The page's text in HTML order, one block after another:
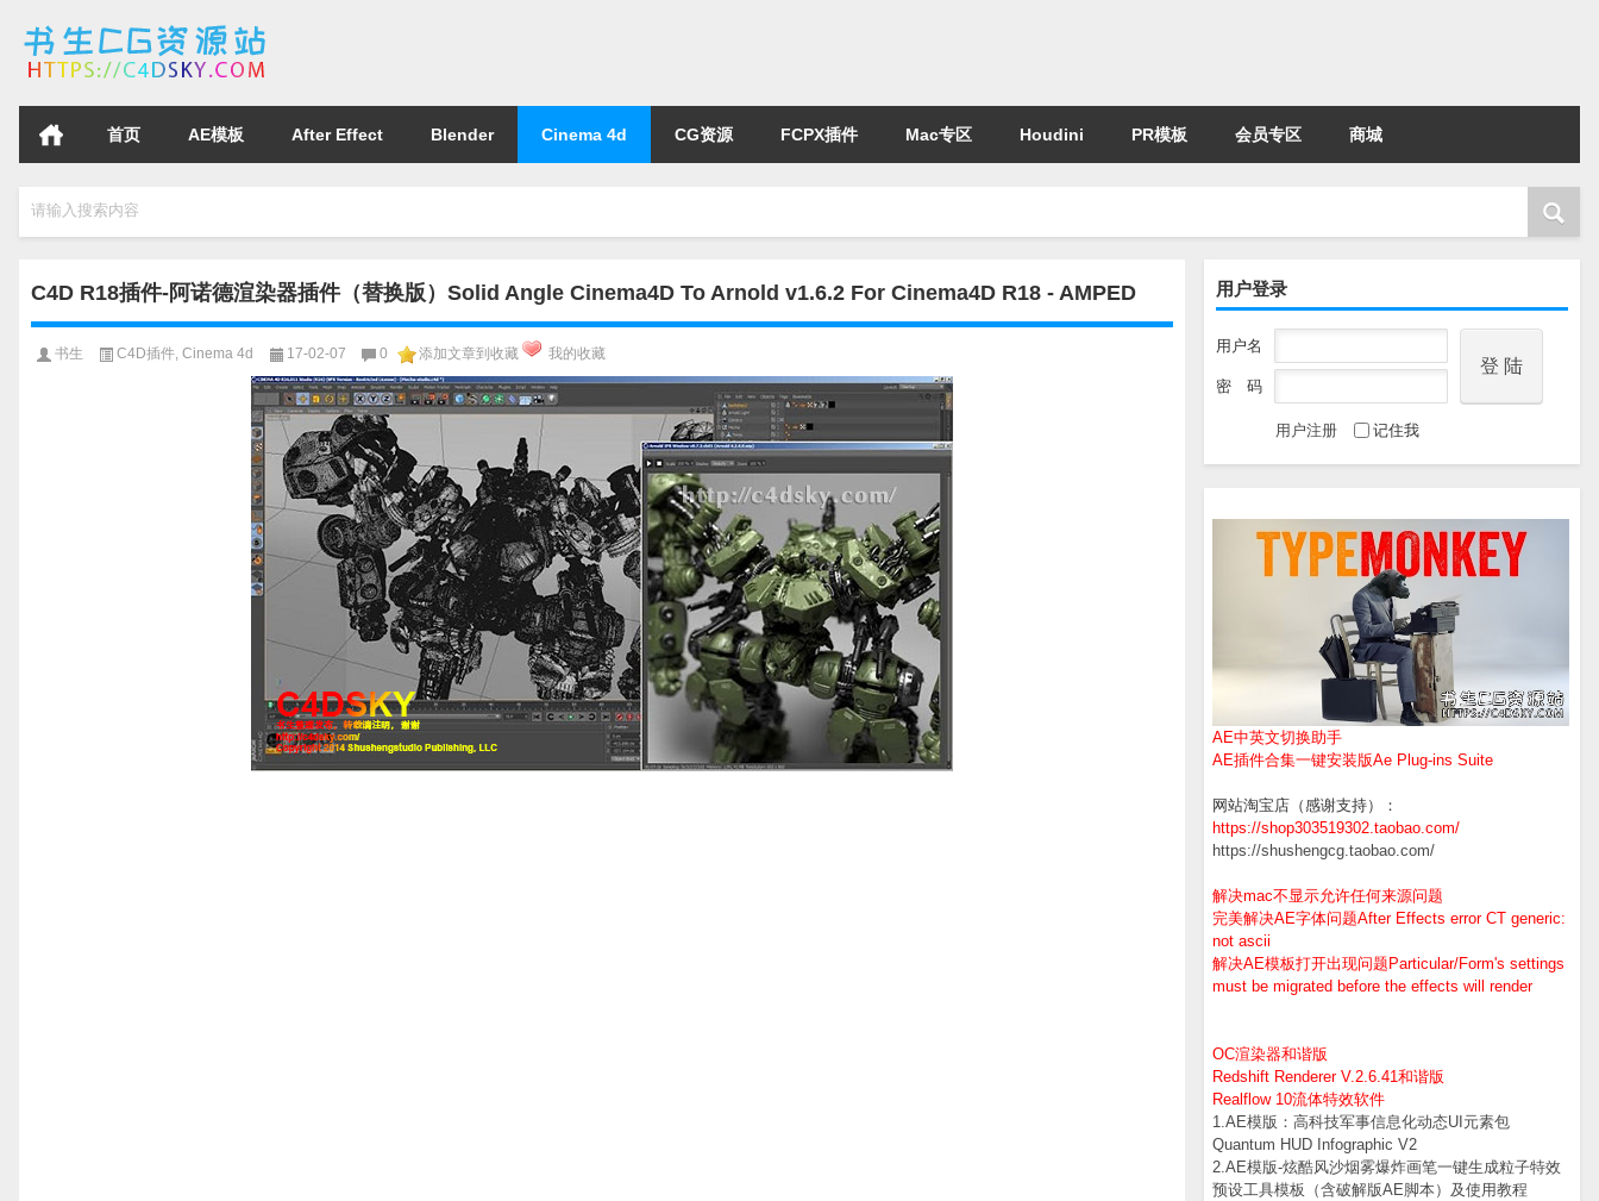
首页 AE模板 After Effect Blender Cinema 4d CG资源 FCPX插件 Mac专区 Houdini PR模板 会员专区 商城
请输入搜索内容
用户登录
用户名
密 码
用户注册 记住我
AE中英文切换助手
AE插件合集一键安装版Ae Plug-ins Suite
网站淘宝店（感谢支持）：
https://shop303519302.taobao.com/
https://shushengcg.taobao.com/
解决mac不显示允许任何来源问题
完美解决AE字体问题After Effects error CT generic:
not ascii
解决AE模板打开出现问题Particular/Form's settings
must be migrated before the effects will render
OC渲染器和谐版
Redshift Renderer V.2.6.41和谐版
Realflow 10流体特效软件
1.AE模版：高科技军事信息化动态UI元素包
Quantum HUD Infographic V2
2.AE模版-炫酷风沙烟雾爆炸画笔一键生成粒子特效
预设工具模板（含破解版AE脚本）及使用教程
C4D R18插件-阿诺德渲染器插件（替换版）Solid Angle Cinema4D To Arnold v1.6.2 For Cinema4D R18 - AMPED
书生 C4D插件, Cinema 4d 17-02-07 0 添加文章到收藏 我的收藏